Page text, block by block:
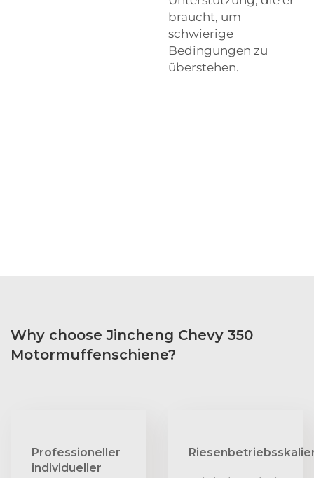
braucht, um
schwierige
Bedingungen zu
überstehen.
Why choose Jincheng Chevy 350
Motormuffenschiene?
Professioneller
individueller